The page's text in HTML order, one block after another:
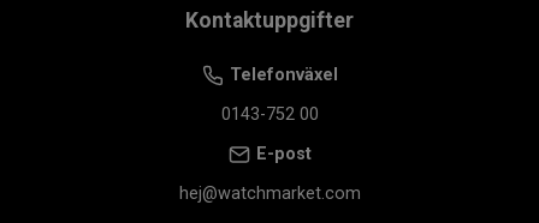
Kontaktuppgifter
Telefonväxel
0143-752 00
E-post
hej@watchmarket.com